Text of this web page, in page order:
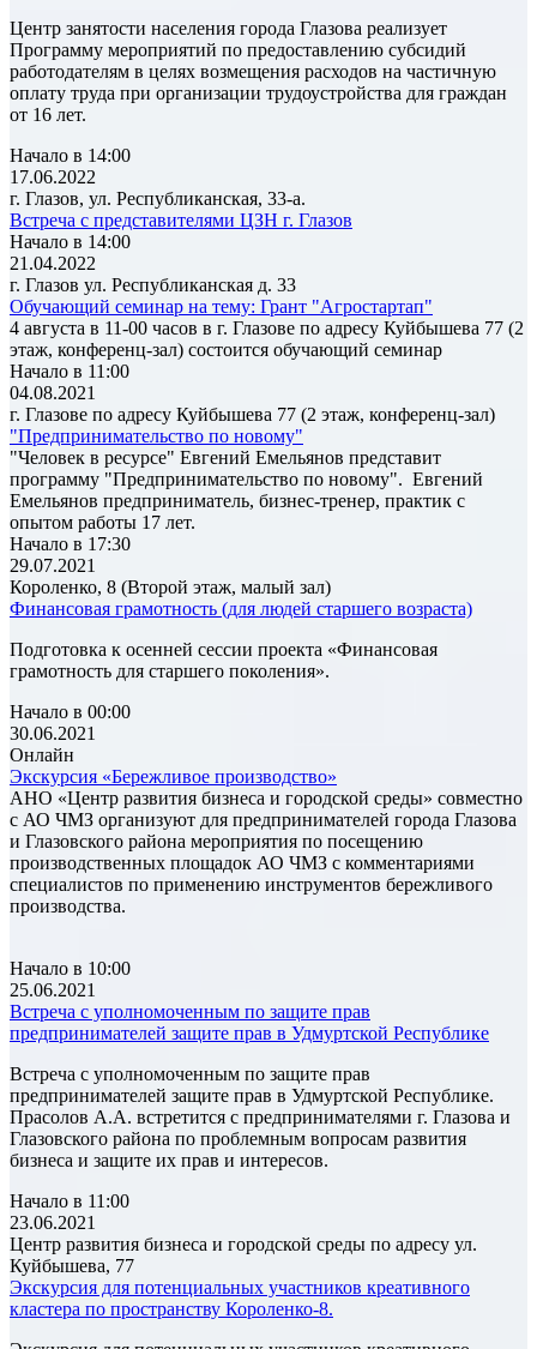
Центр занятости населения города Глазова реализует
Программу мероприятий по предоставлению субсидий
работодателям в целях возмещения расходов на частичную
оплату труда при организации трудоустройства для граждан
от 16 лет.
Начало в 14:00
17.06.2022
г. Глазов, ул. Республиканская, 33-а.
Встреча с представителями ЦЗН г. Глазов
Начало в 14:00
21.04.2022
г. Глазов ул. Республиканская д. 33
Обучающий семинар на тему: Грант "Агростартап"
4 августа в 11-00 часов в г. Глазове по адресу Куйбышева 77 (2
этаж, конференц-зал) состоится обучающий семинар
Начало в 11:00
04.08.2021
г. Глазове по адресу Куйбышева 77 (2 этаж, конференц-зал)
"Предпринимательство по новому"
"Человек в ресурсе" Евгений Емельянов представит
программу "Предпринимательство по новому". Евгений
Емельянов предприниматель, бизнес-тренер, практик с
опытом работы 17 лет.
Начало в 17:30
29.07.2021
Короленко, 8 (Второй этаж, малый зал)
Финансовая грамотность (для людей старшего возраста)
Подготовка к осенней сессии проекта «Финансовая
грамотность для старшего поколения».
Начало в 00:00
30.06.2021
Онлайн
Экскурсия «Бережливое производство»
АНО «Центр развития бизнеса и городской среды» совместно
с АО ЧМЗ организуют для предпринимателей города Глазова
и Глазовского района мероприятия по посещению
производственных площадок АО ЧМЗ с комментариями
специалистов по применению инструментов бережливого
производства.
Начало в 10:00
25.06.2021
Встреча с уполномоченным по защите прав
предпринимателей защите прав в Удмуртской Республике
Встреча с уполномоченным по защите прав
предпринимателей защите прав в Удмуртской Республике.
Прасолов А.А. встретится с предпринимателями г. Глазова и
Глазовского района по проблемным вопросам развития
бизнеса и защите их прав и интересов.
Начало в 11:00
23.06.2021
Центр развития бизнеса и городской среды по адресу ул.
Куйбышева, 77
Экскурсия для потенциальных участников креативного
кластера по пространству Короленко-8.